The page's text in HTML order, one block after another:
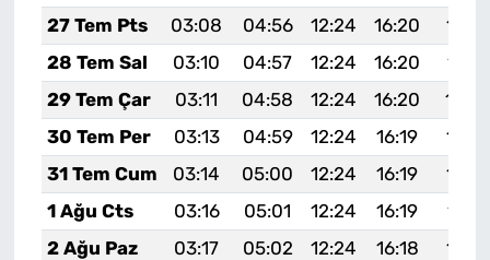
27 Tem Pts
03:08 04:56 12:24 16:20
28 Tem Sal
03:10 04:57 12:24 16:20
19:41
29 Tem Çar
03:11 04:58 12:24 16:20
30 Tem Per
03:13 04:59 12:24 16:19
31 Tem Cum
03:14 05:00 12:24 16:19
1 Ağu Cts
03:16 05:01 12:24 16:19
19:37
2 Ağu Paz
03:17 05:02 12:24 16:18